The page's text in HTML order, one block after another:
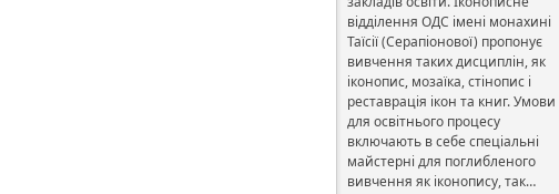
відділення ОДС імені монахині
Таїсії (Серапіонової) пропонує
вивчення таких дисциплін, як
іконопис, мозаїка, стінопис і
реставрація ікон та книг. Умови
для освітнього процесу
включають в себе спеціальні
майстерні для поглибленого
вивчення як іконопису, так…